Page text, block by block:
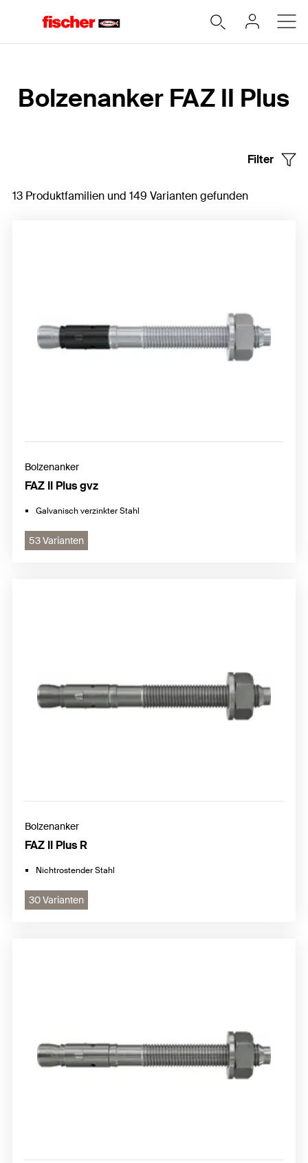
Bolzenanker FAZ II Plus
Filter
13 Produktfamilien und 149 Varianten gefunden
Bolzenanker
FAZ II Plus gvz
Galvanisch verzinkter Stahl
53 Varianten
Bolzenanker
FAZ II Plus R
Nichtrostender Stahl
30 Varianten